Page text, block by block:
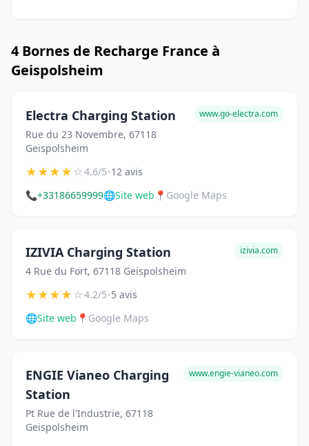
4 Bornes de Recharge France à
Geispolsheim
Electra Charging Station
Rue du 23 Novembre, 67118
Geispolsheim
www.go-electra.com
★★★★☆4.6/5•12 avis
📞+33186659999🌐Site web 📍 Google Maps
IZIVIA Charging Station
4 Rue du Fort, 67118 Geispolsheim
izivia.com
★★★★☆4.2/5•5 avis
🌐Site web 📍 Google Maps
ENGIE Vianeo Charging
Station
Pt Rue de l'Industrie, 67118
Geispolsheim
www.engie-vianeo.com